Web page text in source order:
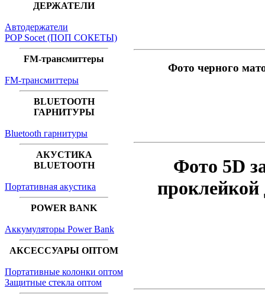
ДЕРЖАТЕЛИ
Автодержатели
POP Socet (ПОП СОКЕТЫ)
FM-трансмиттеры
FM-трансмиттеры
BLUETOOTH
ГАРНИТУРЫ
Bluetooth гарнитуры
АКУСТИКА
BLUETOOTH
Портативная акустика
POWER BANK
Аккумуляторы Power Bank
АКСЕССУАРЫ ОПТОМ
Портативные колонки оптом
Защитные стекла оптом
Фото черного
Фото 5D